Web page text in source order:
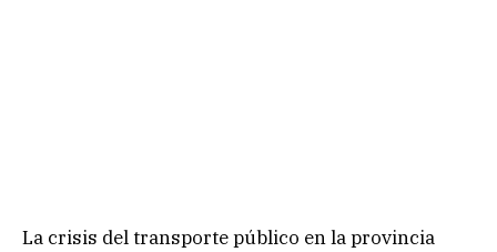
La crisis del transporte público en la provincia